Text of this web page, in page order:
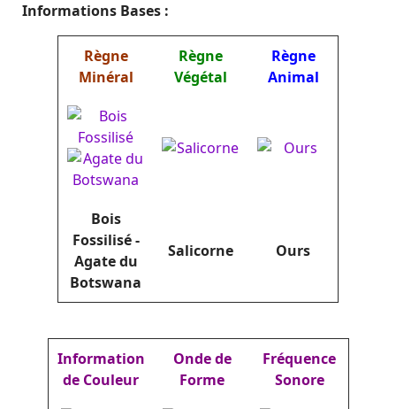
Informations Bases :
Règne
Minéral
Règne
Végétal
Règne
Animal
Bois
Fossilisé -
Agate du
Botswana
Salicorne Ours
Information
de Couleur
Onde de
Forme
Fréquence
Sonore